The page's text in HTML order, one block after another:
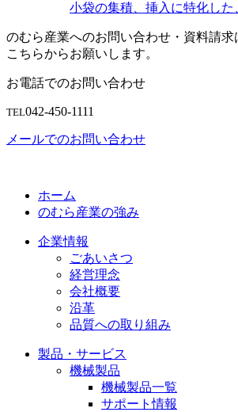
小袋の集積、挿入に特化し
のむら産業へのお問い合わせ・資料請求
こちらからお願いします。
お電話でのお問い合わせ
TEL042-450-1111
メールでのお問い合わせ
ホーム
のむら産業の強み
企業情報
ごあいさつ
経営理念
会社概要
沿革
品質への取り組み
製品・サービス
機械製品
機械製品一覧
サポート情報